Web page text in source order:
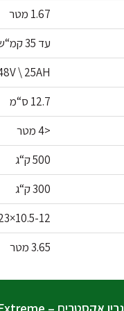
1.67 מטר
עד 35 קמ“ש
\ 25AH
12.7 ס“מ
<4 מטר
500 ק“ג
300 ק“ג
10.5-12×23
3.65 מטר